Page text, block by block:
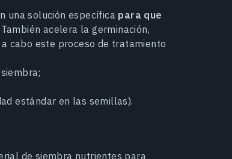
una solución específica para que
También acelera la germinación,
cabo este proceso de tratamiento
estándar en las semillas).
de siembra nutrientes para